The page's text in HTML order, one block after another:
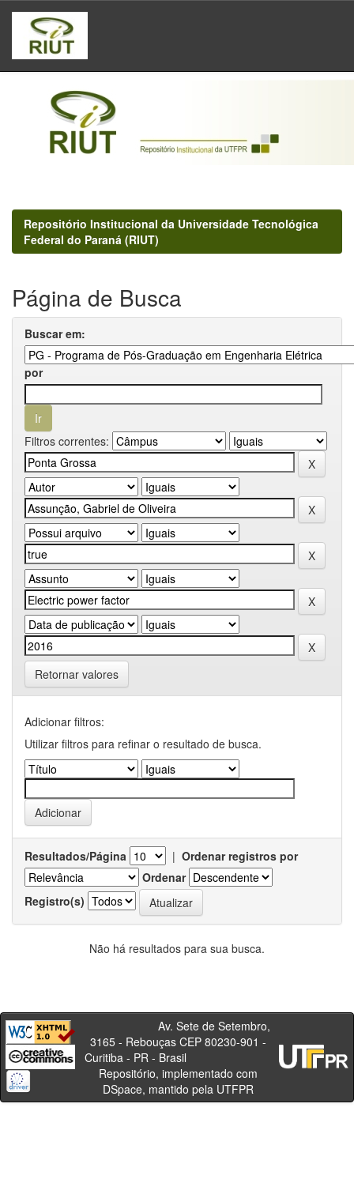
Skip
navigation
Repositório Institucional da Universidade Tecnológica
Federal do Paraná (RIUT)
Página de Busca
Buscar em:
por
Filtros correntes:
Retornar valores
Adicionar filtros:
Utilizar filtros para refinar o resultado de busca.
Resultados/Página | Ordenar registros por
Ordenar
Registro(s)
Não há resultados para sua busca.
Av. Sete de Setembro,
3165 - Rebouças CEP 80230-901 -
Curitiba - PR - Brasil
Repositório, implementado com
DSpace, mantido pela UTFPR